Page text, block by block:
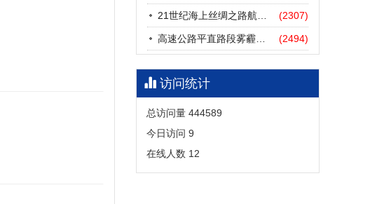
(2307)
高速公路平直路段雾霾天气下的IDM跟驰模型分析 (2494)
访问统计
总访问量 444589
今日访问 9
在线人数 12